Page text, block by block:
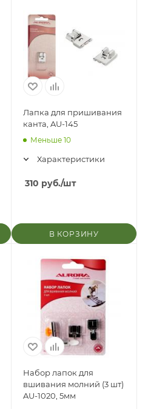
Лапка для пришивания
канта, AU-145
Меньше 10
Характеристики
310 руб./шт
В КОРЗИНУ
Набор лапок для
вшивания молний (3 шт)
AU-1020, 5мм